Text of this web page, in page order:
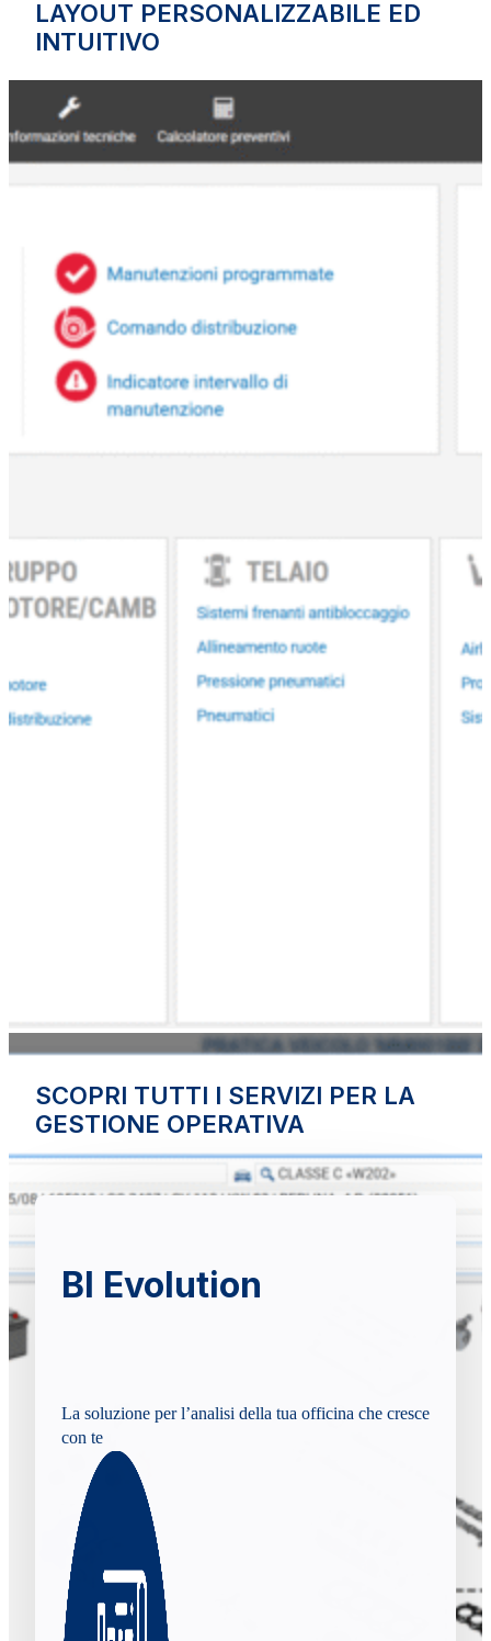
LAYOUT PERSONALIZZABILE ED
INTUITIVO
SCOPRI TUTTI I SERVIZI PER LA
GESTIONE OPERATIVA
BI Evolution
La soluzione per l’analisi della tua officina che cresce
con te